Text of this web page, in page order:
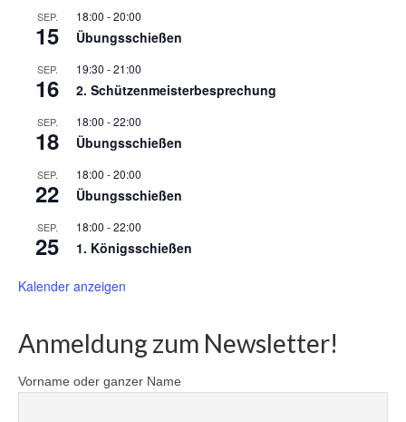
SEP.
15
18:00 -20:00
Übungsschießen
SEP.
16
19:30 -21:00
2. Schützenmeisterbesprechung
SEP.
18
18:00 -22:00
Übungsschießen
SEP.
22
18:00 -20:00
Übungsschießen
SEP.
25
18:00 -22:00
1. Königsschießen
Kalender anzeigen
Anmeldung zum Newsletter!
Vorname oder ganzer Name